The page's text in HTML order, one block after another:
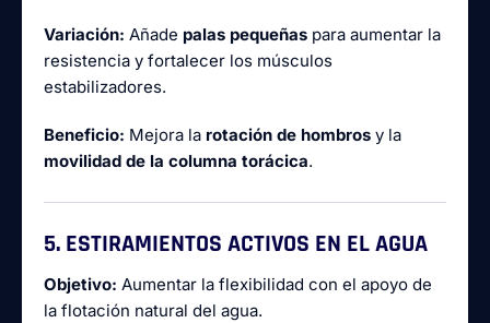
Variación: Añade palas pequeñas para aumentar la
resistencia y fortalecer los músculos
estabilizadores.
Beneficio: Mejora la rotación de hombros y la
movilidad de la columna torácica.
5. ESTIRAMIENTOS ACTIVOS EN EL AGUA
Objetivo: Aumentar la flexibilidad con el apoyo de
la flotación natural del agua.